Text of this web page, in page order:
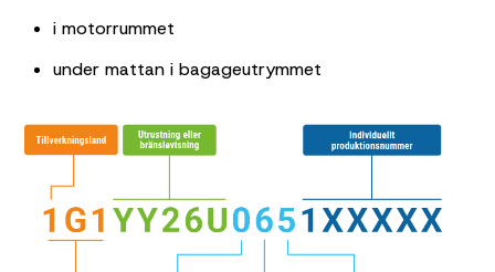
i motorrummet
under mattan i bagageutrymmet